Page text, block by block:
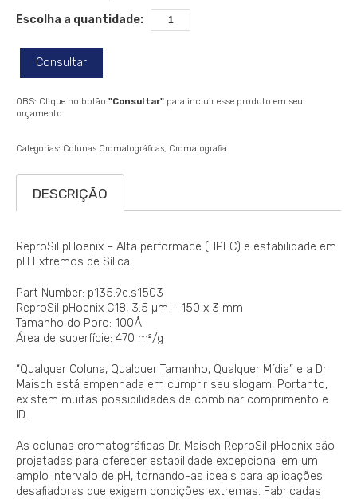
Escolha a quantidade:
Consultar
OBS: Clique no botão "Consultar" para incluir esse produto em seu
orçamento.
Categorias: Colunas Cromatográficas Cromatografia
DESCRIÇÃO
ReproSil pHoenix – Alta performace (HPLC) e estabilidade em
pH Extremos de Sílica.
Part Number: p135.9e.s1503
ReproSil pHoenix C18, 3.5 µm – 150 x 3 mm
Tamanho do Poro: 100Å
Área de superfície: 470 m²/g
“Qualquer Coluna, Qualquer Tamanho, Qualquer Mídia” e a Dr
Maisch está empenhada em cumprir seu slogam. Portanto,
existem muitas possibilidades de combinar comprimento e
ID.
As colunas cromatográficas Dr. Maisch ReproSil pHoenix são
projetadas para oferecer estabilidade excepcional em um
amplo intervalo de pH, tornando-as ideais para aplicações
desafiadoras que exigem condições extremas. Fabricadas